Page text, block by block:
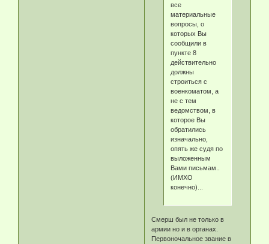
все
материальные
вопросы, о
которых Вы
сообщили в
пункте 8
действительно
должны
строиться с
военкоматом, а
не с тем
ведомством, в
которое Вы
обратились
изначально,
опять же судя по
выложенным
Вами письмам..
(ИМХО
конечно)...
Смерш был не только в
армии но и в органах.
Первоночальное звание в